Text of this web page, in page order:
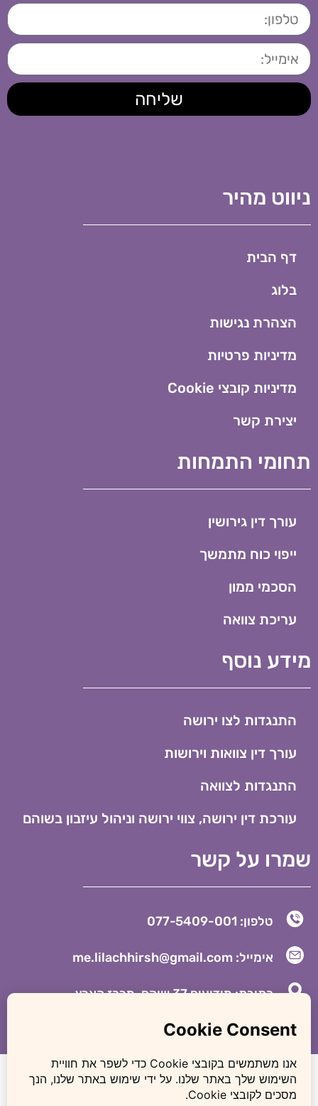
שליחה
ניווט מהיר
דף הבית
בלוג
הצהרת נגישות
מדיניות פרטיות
מדיניות קובצי Cookie​
יצירת קשר
תחומי התמחות
עורך דין גירושין
ייפוי כוח מתמשך
הסכמי ממון
עריכת צוואה
מידע נוסף
התנגדות לצו ירושה
עורך דין צוואות וירושות
התנגדות לצוואה
עורכת דין ירושה, צווי ירושה וניהול עיזבון בשוהם
שמרו על קשר
טלפון: 077-5409-001
אימייל: me.lilachhirsh@gmail.com
כתובת: מודיעים 37 שוהם, מרכז הארץ
לילך הירש אופיר – משרד עורכי דין לענייני משפחה, גירושין
ומעמד אישי